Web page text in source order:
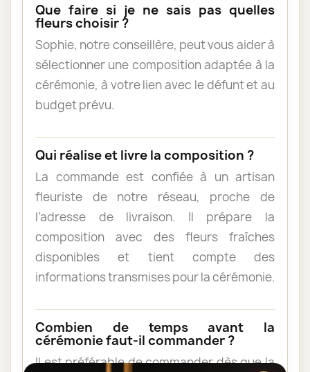
Que faire si je ne sais pas quelles
fleurs choisir ?
Sophie, notre conseillère, peut vous aider à
sélectionner une composition adaptée à la
cérémonie, à votre lien avec le défunt et au
budget prévu.
Qui réalise et livre la composition ?
La commande est confiée à un artisan
fleuriste de notre réseau, proche de
l’adresse de livraison. Il prépare la
composition avec des fleurs fraîches
disponibles et tient compte des
informations transmises pour la cérémonie.
Combien de temps avant la
cérémonie faut-il commander ?
Il est préférable de commander dès que la